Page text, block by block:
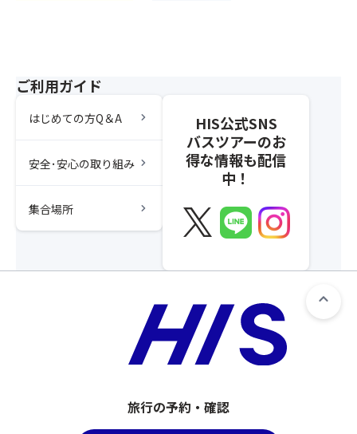
ご利用ガイド
はじめての方Q＆A chevron_right
安全･安心の取り組み chevron_right
集合場所 chevron_right
HIS公式SNS
バスツアーのお
得な情報も配信
中！
旅行の予約・確認